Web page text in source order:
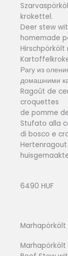
krokettel.
Deer stew
homemade
Hirschpörkölt
Рагу из
домашними
Ragoût de
croquettes
de pomme
Stufato alla
di bosco e
6490 HUF
Marhapörkölt